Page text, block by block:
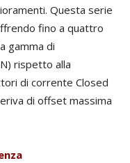
Questa serie
fino a quattro
gamma di
rispetto alla
di corrente Closed
di offset massima